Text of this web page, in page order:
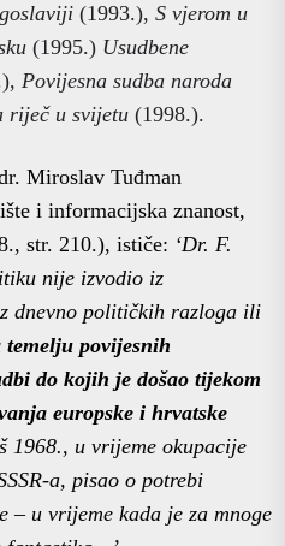
(1993.), S vjerom u
(1995.) Usudbene
Povijesna sudba naroda
riječ u svijetu (1998.).
Miroslav Tuđman
i informacijska znanost,
str. 210.), ističe: ‘Dr. F.
nije izvodio iz
dnevno političkih razloga ili
temelju povijesnih
do kojih je došao tijekom
europske i hrvatske
1968., u vrijeme okupacije
a, pisao o potrebi
– u vrijeme kada je za mnoge